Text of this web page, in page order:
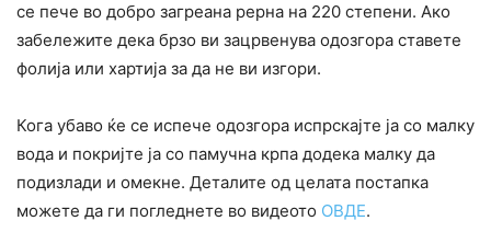
се пече во добро загреана рерна на 220 степени. Ако
забележите дека брзо ви зацрвенува одозгора ставете
фолија или хартија за да не ви изгори.
Кога убаво ќе се испече одозгора испрскајте ја со малку
вода и покријте ја со памучна крпа додека малку да
подизлади и омекне. Деталите од целата постапка
можете да ги погледнете во видеото ОВДЕ.